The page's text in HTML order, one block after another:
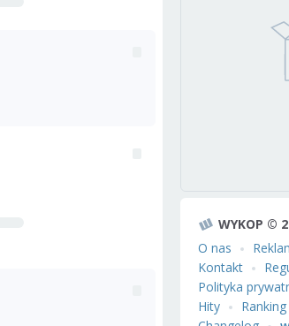
WYKOP ©
O nas
Kontakt
Polityka
Hity
Ranking